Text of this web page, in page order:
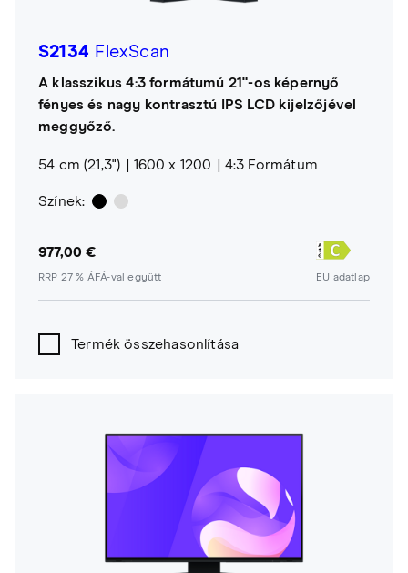
S2134 FlexScan
A klasszikus 4:3 formátumú 21"-os képernyő
fényes és nagy kontrasztú IPS LCD kijelzőjével
meggyőző.
54 cm (21,3") 1600 x 1200 4:3 Formátum
Színek:
977,00 €
RRP 27 % ÁFÁ-val együtt EU adatlap
Termék összehasonlítása